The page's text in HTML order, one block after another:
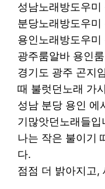
성남노래방도우
분당노래방도우
용인노래방도우
광주룸알바 용인
경기도 광주 곤지
때 불럿던노래 가
성남 분당 용인 에
기많앗던노래들입
나는 작은 불이기
다.
점점 더 밝아지고,